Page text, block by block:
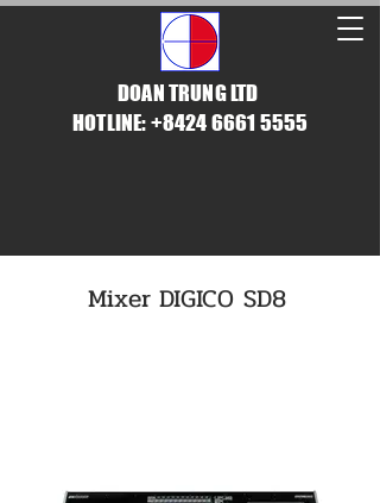
DOAN TRUNG LTD
HOTLINE: +8424 6661 5555
Mixer DIGICO SD8